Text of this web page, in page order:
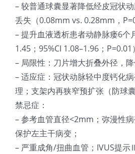
医疗器械技术科普
粉体行业技术科普
超声波喷涂原理
中文
ENGLISH
– 较普通球囊显著降低经皮冠状
丢失（0.08mm vs. 0.28mm，
– 提升血液透析患者动静脉瘘6个
1.45；95%CI 1.08–1.96；P=0.01
– 局限性：刀片增大折叠外径，降
– 适应症：冠状动脉轻中度钙化
理；支架内再狭窄预扩张（防球囊
禁忌症：
– 参考血管直径<2mm；弥漫性
保护左主干病变；
– 严重成角/扭曲血管；IVUS提